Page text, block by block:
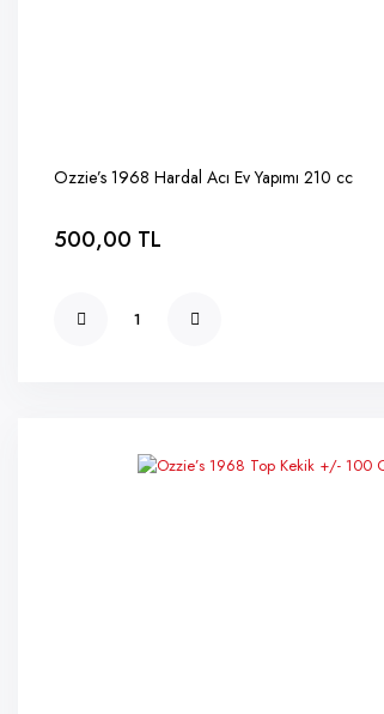
Ozzie’s 1968 Hardal Acı Ev Yapımı 210 cc
500,00 TL